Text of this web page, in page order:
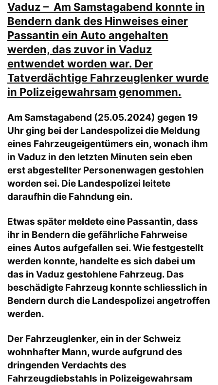
Vaduz – Am Samstagabend konnte in
Bendern dank des Hinweises einer
Passantin ein Auto angehalten
werden, das zuvor in Vaduz
entwendet worden war. Der
Tatverdächtige Fahrzeuglenker wurde
in Polizeigewahrsam genommen.
Am Samstagabend (25.05.2024) gegen 19
Uhr ging bei der Landespolizei die Meldung
eines Fahrzeugeigentümers ein, wonach ihm
in Vaduz in den letzten Minuten sein eben
erst abgestellter Personenwagen gestohlen
worden sei. Die Landespolizei leitete
daraufhin die Fahndung ein.
Etwas später meldete eine Passantin, dass
ihr in Bendern die gefährliche Fahrweise
eines Autos aufgefallen sei. Wie festgestellt
werden konnte, handelte es sich dabei um
das in Vaduz gestohlene Fahrzeug. Das
beschädigte Fahrzeug konnte schliesslich in
Bendern durch die Landespolizei angetroffen
werden.
Der Fahrzeuglenker, ein in der Schweiz
wohnhafter Mann, wurde aufgrund des
dringenden Verdachts des
Fahrzeugdiebstahls in Polizeigewahrsam